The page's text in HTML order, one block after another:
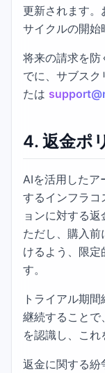
更新されます。
サイクルの開始
将来の請求を防
でに、サブスク
たは
4. 返金ポ
AIを活用したア
するインフラコ
ョンに対する返
ただし、購入
けるよう、限定
す。
トライアル期
継続することで
を認識し、これ
返金に関する紛